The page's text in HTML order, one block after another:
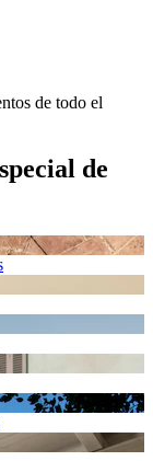
de todo el
de